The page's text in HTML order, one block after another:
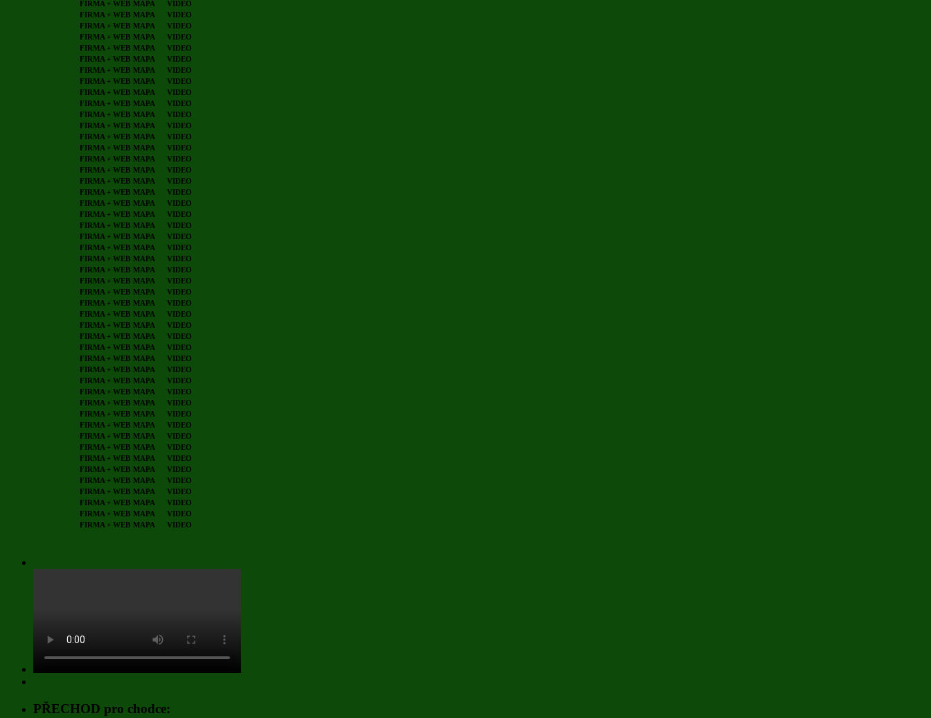
FIRMA + WEB MAPA
VIDEO
FIRMA + WEB MAPA
VIDEO
FIRMA + WEB MAPA
VIDEO
FIRMA + WEB MAPA
VIDEO
FIRMA + WEB MAPA
VIDEO
FIRMA + WEB MAPA
VIDEO
FIRMA + WEB MAPA
VIDEO
FIRMA + WEB MAPA
VIDEO
FIRMA + WEB MAPA
VIDEO
FIRMA + WEB MAPA
VIDEO
FIRMA + WEB MAPA
VIDEO
FIRMA + WEB MAPA
VIDEO
FIRMA + WEB MAPA
VIDEO
FIRMA + WEB MAPA
VIDEO
FIRMA + WEB MAPA
VIDEO
FIRMA + WEB MAPA
VIDEO
FIRMA + WEB MAPA
VIDEO
FIRMA + WEB MAPA
VIDEO
FIRMA + WEB MAPA
VIDEO
FIRMA + WEB MAPA
VIDEO
FIRMA + WEB MAPA
VIDEO
FIRMA + WEB MAPA
VIDEO
FIRMA + WEB MAPA
VIDEO
FIRMA + WEB MAPA
VIDEO
FIRMA + WEB MAPA
VIDEO
FIRMA + WEB MAPA
VIDEO
FIRMA + WEB MAPA
VIDEO
FIRMA + WEB MAPA
VIDEO
FIRMA + WEB MAPA
VIDEO
FIRMA + WEB MAPA
VIDEO
FIRMA + WEB MAPA
VIDEO
FIRMA + WEB MAPA
VIDEO
FIRMA + WEB MAPA
VIDEO
FIRMA + WEB MAPA
VIDEO
FIRMA + WEB MAPA
VIDEO
FIRMA + WEB MAPA
VIDEO
FIRMA + WEB MAPA
VIDEO
FIRMA + WEB MAPA
VIDEO
FIRMA + WEB MAPA
VIDEO
FIRMA + WEB MAPA
VIDEO
FIRMA + WEB MAPA
VIDEO
FIRMA + WEB MAPA
VIDEO
FIRMA + WEB MAPA
VIDEO
FIRMA + WEB MAPA
VIDEO
FIRMA + WEB MAPA
VIDEO
FIRMA + WEB MAPA
VIDEO
FIRMA + WEB MAPA
VIDEO
FIRMA + WEB MAPA VIDEO
PŘECHOD pro chodce: